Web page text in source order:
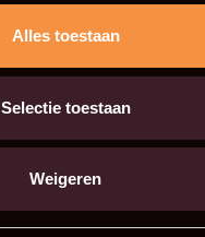
Alles toestaan
Selectie toestaan
Weigeren